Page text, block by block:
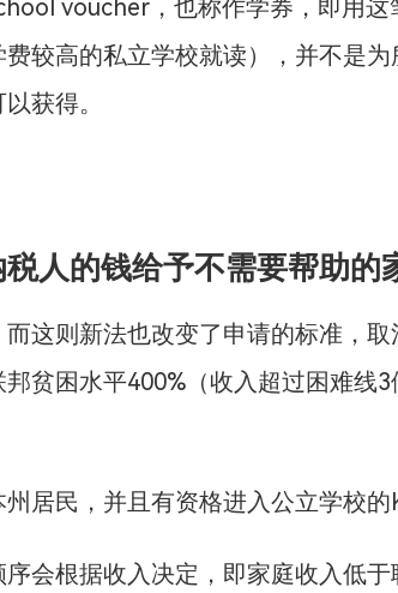
voucher，也称作学券，即用这
较高的私立学校就读），并不是为
获得。
人的钱给予不需要帮助的
而这则新法也改变了申请的标准，
贫困水平400%（收入超过困难线
居民，并且有资格进入公立学校的
会根据收入决定，即家庭收入低